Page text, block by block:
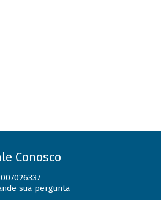
Conosco
sua pergunta